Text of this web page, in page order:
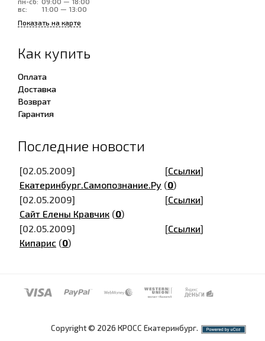
вс:
11:00 — 13:00
Показать на карте
Как купить
Оплата
Доставка
Возврат
Гарантия
Последние новости
[02.05.2009] [Ссылки]
Екатеринбург.Самопознание.Ру (0)
[02.05.2009]
[Ссылки]
Сайт Елены Кравчик (0)
[02.05.2009]
[Ссылки]
Кипарис (0)
Copyright © 2026 КРОСС Екатеринбург.